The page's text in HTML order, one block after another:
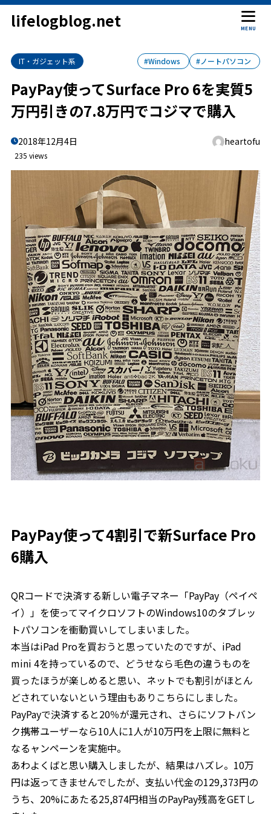
lifelogblog.net MENU
IT・ガジェット系 #Windows #ノートパソコン
PayPay使ってSurface Pro 6を実質5
万円引きの7.8万円でコジマで購入
2018年12月4日 heartofu
235 views
PayPay使って4割引で新Surface Pro
6購入
QRコードで決済する新しい電子マネー「PayPay（ペイペ
イ）」を使ってマイクロソフトのWindows10のタブレッ
トパソコンを衝動買いしてしまいました。
本当はiPad Proを買おうと思っていたのですが、iPad
mini 4を持っているので、どうせなら毛色の違うものを
買ったほうが楽しめると思い、ネットでも割引がほとん
どされていないという理由もありこちらにしました。
PayPayで決済すると20％が還元され、さらにソフトバン
ク携帯ユーザーなら10人に1人が10万円を上限に無料と
なるャンペーンを実施中。
あわよくばと思い購入しましたが、結果はハズレ。10万
円は返ってきませんでしたが、支払い代金の129,373円の
うち、20%にあたる25,874円相当のPayPay残高をGETし